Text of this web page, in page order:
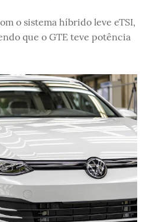
o sistema híbrido leve eTSI,
que o GTE teve potência